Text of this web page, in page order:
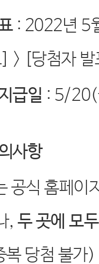
: 2022년 5
] > [ 당첨자 발
급일 : 5/20(
사항
공식 홈페이
, 두 곳에 모
복 당첨 불가)